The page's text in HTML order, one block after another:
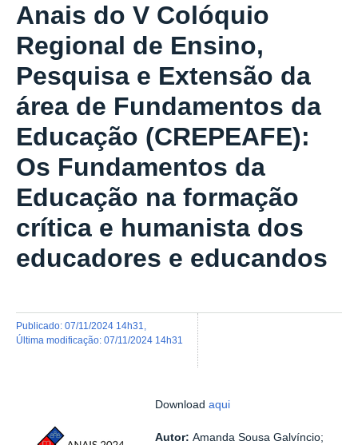
Anais do V Colóquio
Regional de Ensino,
Pesquisa e Extensão da
área de Fundamentos da
Educação (CREPEAFE):
Os Fundamentos da
Educação na formação
crítica e humanista dos
educadores e educandos
publicado: 07/11/2024 14h31
última modificação: 07/11/2024 14h31
Downloadaqui
Autor:Amanda Sousa Galvíncio;